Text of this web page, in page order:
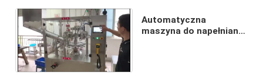
Automatyczna
maszyna do napełniania